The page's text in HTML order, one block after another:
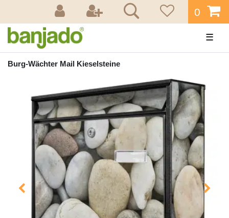
0
☰
Burg-Wächter Mail Kieselsteine